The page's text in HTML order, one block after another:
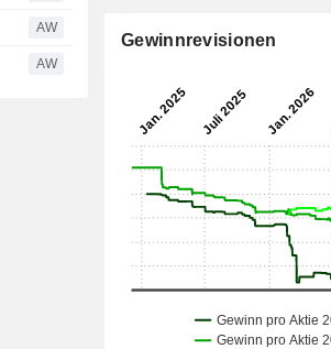
AW
AW
Gewinnrevisionen